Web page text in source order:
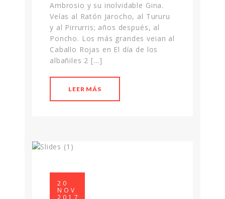
Ambrosio y su inolvidable Gina.
Veías al Ratón Jarocho, al Tururu
y al Pirrurris; años después, al
Poncho. Los más grandes veian al
Caballo Rojas en El día de los
albañiles 2 […]
LEER MÁS
20
NOV
2017